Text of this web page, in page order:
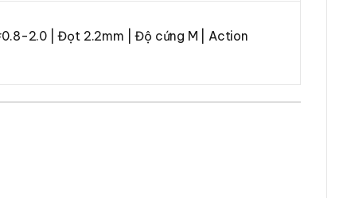
2.0 | Đọt 2.2mm | Độ cứng M | Action